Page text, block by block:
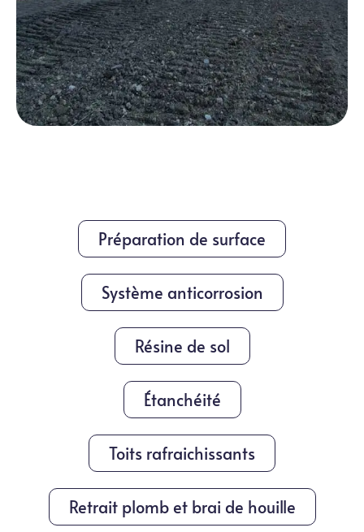
Préparation de surface
Système anticorrosion
Résine de sol
Étanchéité
Toits rafraichissants
Retrait plomb et brai de houille